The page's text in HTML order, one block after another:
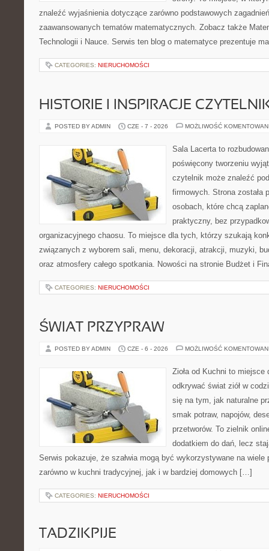
znaleźć wyjaśnienia dotyczące zarówno podstawowych
zaawansowanych tematów matematycznych. Zobacz także
Technologii i Nauce. Serwis ten blog o matematyce prezentuje
CATEGORIES: NIERUCHOMOŚCI
HISTORIE I INSPIRACJE
POSTED BY ADMIN CZE - 7 - 2026 MOŻLIWOŚĆ
Sala Lacerta to
poświęcony tworzeniu
czytelnik może znaleźć
firmowych. Strona została
osobach, które chcą
praktyczny, bez
organizacyjnego chaosu. To miejsce dla tych, którzy szukają
związanych z wyborem sali, menu, dekoracji, atrakcji, muzyki,
oraz atmosfery całego spotkania. Nowości na stronie Budżet i
CATEGORIES: NIERUCHOMOŚCI
ŚWIAT PRZYPRAW
POSTED BY ADMIN CZE - 6 - 2026 MOŻLIWOŚĆ
Zioła od Kuchni to
odkrywać świat ziół w
się na tym, jak naturalne
smak potraw, napojów,
przetworów. To zielnik
dodatkiem do dań, lecz
Serwis pokazuje, że szałwia mogą być wykorzystywane na wiele
zarówno w kuchni tradycyjnej, jak i w bardziej domowych […]
CATEGORIES: NIERUCHOMOŚCI
TADZIKPIJE